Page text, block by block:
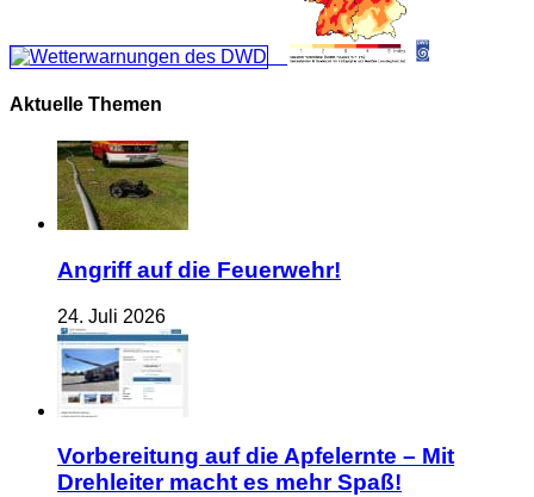
Aktuelle Themen
Angriff auf die Feuerwehr!
24. Juli 2026
Vorbereitung auf die Apfelernte – Mit
Drehleiter macht es mehr Spaß!